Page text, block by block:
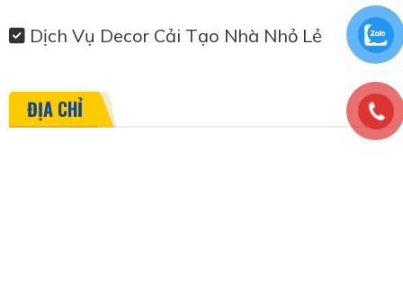
Dịch Vụ Decor Cải Tạo Nhà Nhỏ Lẻ
ĐỊA CHỈ